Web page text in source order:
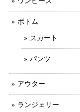
ボトム
スカート
パンツ
アウター
ランジェリー